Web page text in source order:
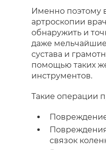
Именно поэтому
артроскопии
обнаружить и
даже
сустава и
помощью таких
инструментов.
Такие операции
связок